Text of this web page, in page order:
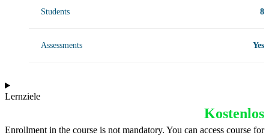
Students 8
Assessments Yes
Lernziele
Kostenlos
Enrollment in the course is not mandatory. You can access course for